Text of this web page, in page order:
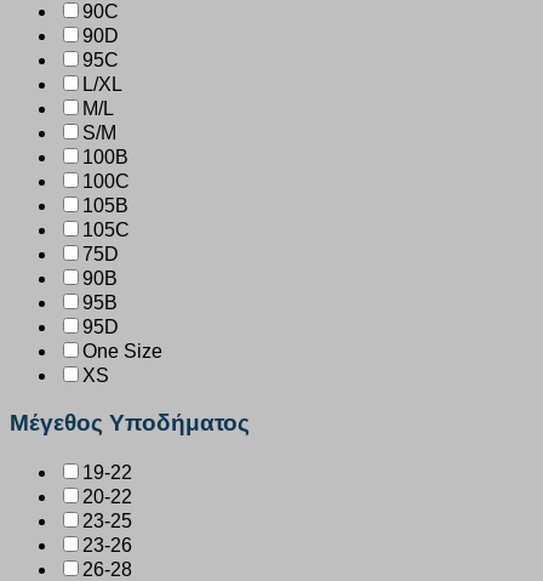
90C
90D
95C
L/XL
M/L
S/M
100B
100C
105B
105C
75D
90B
95B
95D
One Size
XS
Μέγεθος Υποδήματος
19-22
20-22
23-25
23-26
26-28